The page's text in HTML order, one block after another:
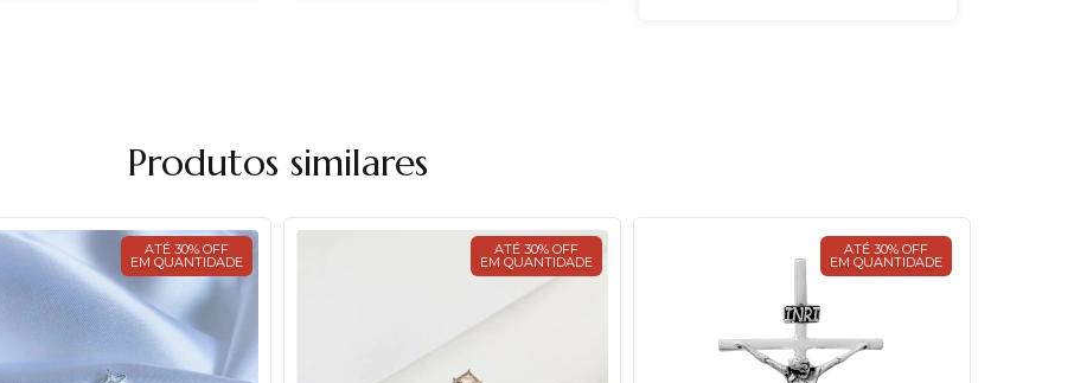
Produtos similares
ATÉ 30% OFF
EM QUANTIDADE
ATÉ 30% OFF
EM QUANTIDADE
ATÉ 30% OFF
EM QUANTIDADE